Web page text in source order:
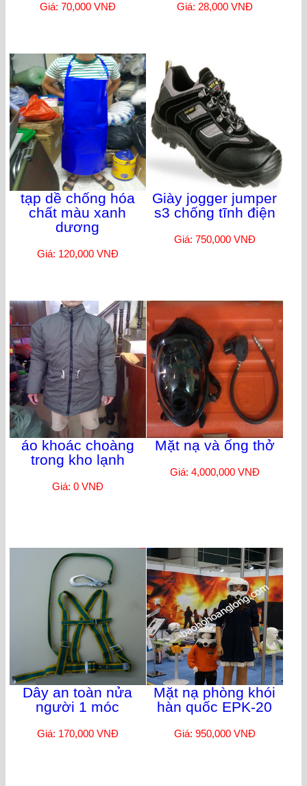
Giá: 70,000 VNĐ Giá: 28,000 VNĐ
tạp dề chống hóa
chất màu xanh
dương
Giá: 120,000 VNĐ
Giày jogger jumper
s3 chống tĩnh điện
Giá: 750,000 VNĐ
áo khoác choàng
trong kho lạnh
Giá: 0 VNĐ
Mặt nạ và ống thở
Giá: 4,000,000 VNĐ
Dây an toàn nửa
người 1 móc
Giá: 170,000 VNĐ
Mặt nạ phòng khói
hàn quốc EPK-20
Giá: 950,000 VNĐ